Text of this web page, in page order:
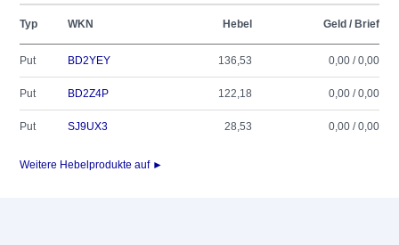
Typ WKN Hebel Geld / Brief
Put BD2YEY 136,53 0,00 / 0,00
Put BD2Z4P 122,18 0,00 / 0,00
Put SJ9UX3 28,53 0,00 / 0,00
Weitere Hebelprodukte auf ►